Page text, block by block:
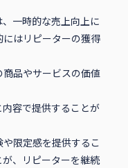
一時的な売上向上に
はリピーターの獲得
品やサービスの価値
容で提供することが
限定感を提供するこ
、リピーターを継続